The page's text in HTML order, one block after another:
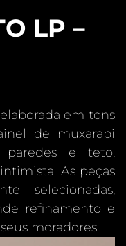
LP –
em tons
de muxarabi
paredes e teto,
As peças
selecionadas,
refinamento e
moradores.